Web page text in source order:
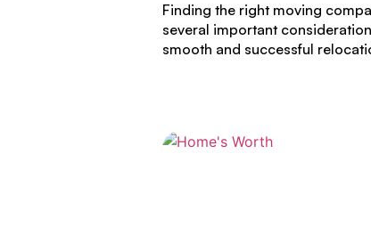
Finding the right moving
several important
smooth and successful